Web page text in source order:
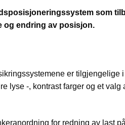
som
og endring av posisjon.
er tilgjengelige
lyse -, kontrast farger og et valg
for redning av last